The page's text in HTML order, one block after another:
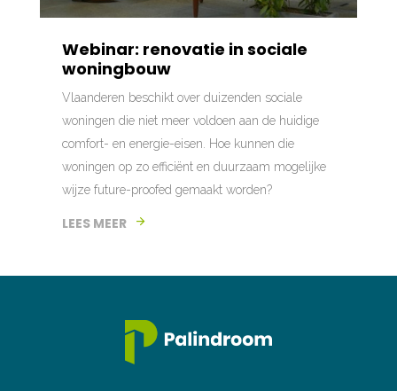
Webinar: renovatie in sociale
woningbouw
Vlaanderen beschikt over duizenden sociale
woningen die niet meer voldoen aan de huidige
comfort- en energie-eisen. Hoe kunnen die
woningen op zo efficiënt en duurzaam mogelijke
wijze future-proofed gemaakt worden?
LEES MEER